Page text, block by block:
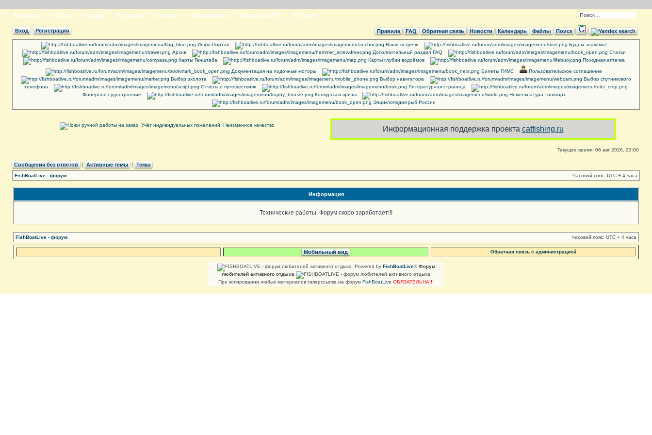
Рыбалка Охота Лодки Моторы Отчёты Экипировка Карты и GPS Разное
Вход Регистрация Правила FAQ Обратная связь Новости Календарь Файлы Поиск
Инфо-Портал Наши встречи
Будем знакомы!
Архив
Дополнительный раздел FAQ
Cтатьи
Карты Генштаба
Карты глубин водоёмов Походная аптечка
Документация на лодочные моторы Билеты ГИМС
Пользовательское соглашение
Выбор эхолота
Выбор навигатора
Выбор спутникового
телефона
Отчёты о путешествиях
Литературная страница
Фанерное судостроение
Конкурсы и призы
Номенклатура топокарт
Энциклопедия рыб России
Информационная поддержка проекта catfishing.ru
Текущее время: 06 авг 2026, 23:00
Сообщения без ответов | Активные темы | Темы
FishBoatLive - форум Часовой пояс: UTC + 4 часа
Информация
Технические работы. Форум скоро заработает!!!
FishBoatLive - форум Часовой пояс: UTC + 4 часа
Мобильный вид Обратная связь с администрацией
Powered by FishBoatLive® Форум
любителей активного отдыха
При копировании любых материалов гиперссылка на форум FishBoatLive ОБЯЗАТЕЛЬНА!!!